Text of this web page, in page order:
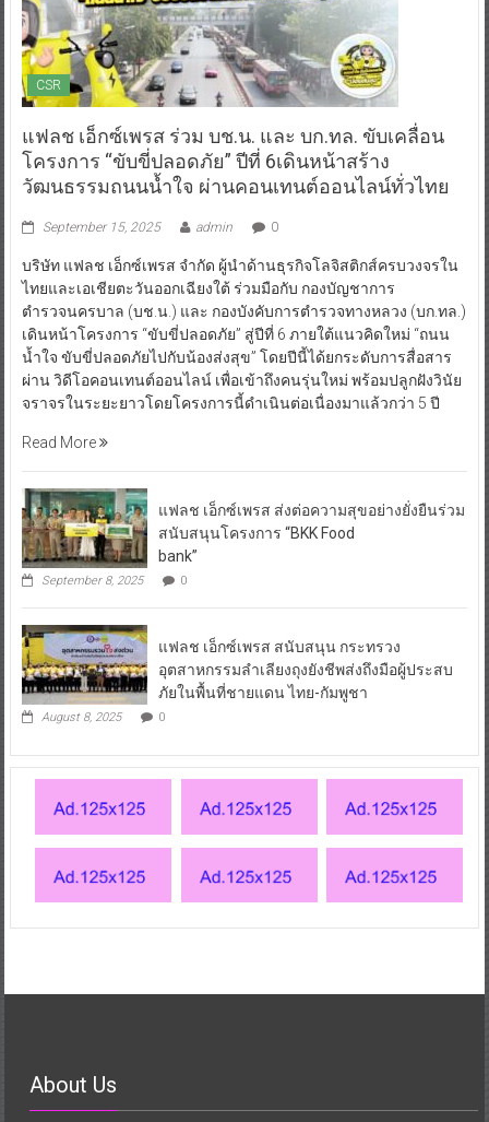
CSR
แฟลช เอ็กซ์เพรส ร่วม บช.น. และ บก.ทล. ขับเคลื่อน
โครงการ “ขับขี่ปลอดภัย” ปีที่ 6เดินหน้าสร้าง
วัฒนธรรมถนนน้ำใจ ผ่านคอนเทนต์ออนไลน์ทั่วไทย
September 15, 2025 admin 0
บริษัท แฟลช เอ็กซ์เพรส จำกัด ผู้นำด้านธุรกิจโลจิสติกส์ครบวงจรใน
ไทยและเอเชียตะวันออกเฉียงใต้ ร่วมมือกับ กองบัญชาการ
ตำรวจนครบาล (บช.น.) และ กองบังคับการตำรวจทางหลวง (บก.ทล.)
เดินหน้าโครงการ “ขับขี่ปลอดภัย” สู่ปีที่ 6 ภายใต้แนวคิดใหม่ “ถนน
น้ำใจ ขับขี่ปลอดภัยไปกับน้องส่งสุข” โดยปีนี้ได้ยกระดับการสื่อสาร
ผ่าน วิดีโอคอนเทนต์ออนไลน์ เพื่อเข้าถึงคนรุ่นใหม่ พร้อมปลูกฝังวินัย
จราจรในระยะยาวโดยโครงการนี้ดำเนินต่อเนื่องมาแล้วกว่า 5 ปี
Read More
แฟลช เอ็กซ์เพรส ส่งต่อความสุขอย่างยั่งยืนร่วม
สนับสนุนโครงการ “BKK Food
bank”
September 8, 2025 0
แฟลช เอ็กซ์เพรส สนับสนุน กระทรวง
อุตสาหกรรมลำเลียงถุงยังชีพส่งถึงมือผู้ประสบ
ภัยในพื้นที่ชายแดน ไทย-กัมพูชา
August 8, 2025 0
About Us